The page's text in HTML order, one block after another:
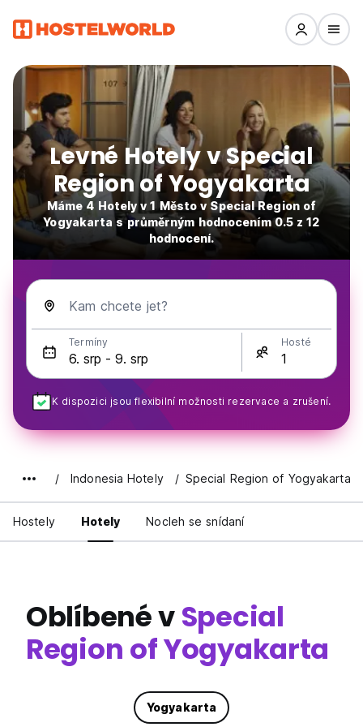
Levné Hotely v Special
Region of Yogyakarta
Máme 4 Hotely v 1 Město v Special Region of
Yogyakarta s průměrným hodnocením 0.5 z 12
hodnocení.
Kam chcete jet?
Termíny Hosté
K dispozici jsou flexibilní možnosti rezervace a zrušení.
Indonesia Hotely Special Region of Yogyakarta
Hostely Hotely Nocleh se snídaní
Oblíbené vSpecial
Region of Yogyakarta
Yogyakarta